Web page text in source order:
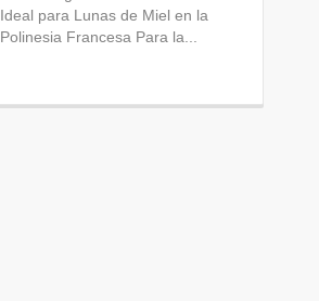
Ideal para Lunas de Miel en la
Polinesia Francesa Para la...